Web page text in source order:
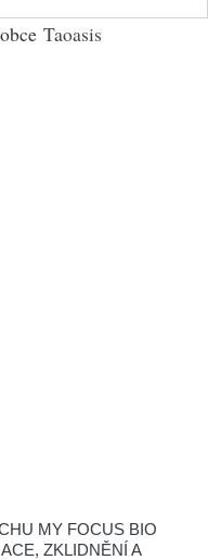
Taoasis
MY FOCUS BIO
ZKLIDNĚNÍ A